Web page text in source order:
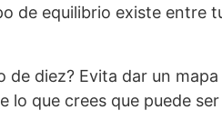
de equilibrio existe entre
diez? Evita dar un
lo que crees que puede